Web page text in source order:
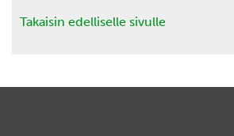
Takaisin edelliselle sivulle